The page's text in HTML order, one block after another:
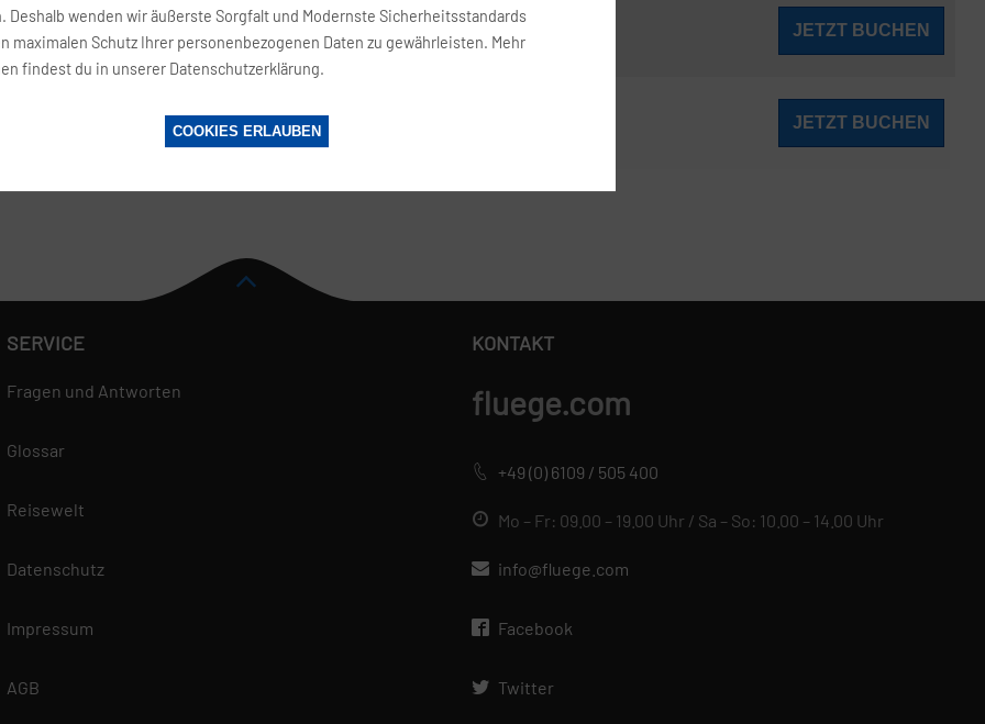
JETZT BUCHEN
24. Okt. 2026 JETZT BUCHEN
Deshalb wenden wir äußerste Sorgfalt und Modernste Sicherheitsstandards
maximalen Schutz Ihrer personenbezogenen Daten zu gewährleisten. Mehr
findest du in unserer Datenschutzerklärung.
COOKIES ERLAUBEN
SERVICE
Fragen und Antworten
Glossar
Reisewelt
Datenschutz
Impressum
AGB
KONTAKT
fluege.com
+49 (0) 6109 / 505 400
Mo – Fr: 09.00 – 19.00 Uhr / Sa – So: 10.00 – 14.00 Uhr
info@fluege.com
Facebook
Twitter